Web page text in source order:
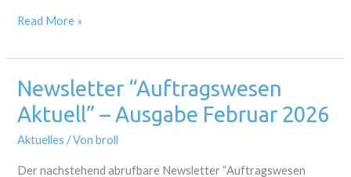
Read More »
Newsletter “Auftragswesen
Aktuell” – Ausgabe Februar 2026
Aktuelles / Vonbroll
Der nachstehend abrufbare Newsletter “Auftragswesen
Newsletter
“Auftragswesen
Ausgabe